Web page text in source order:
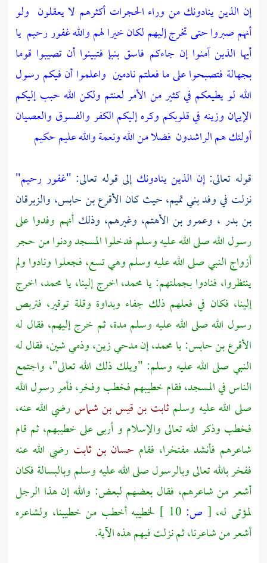
إن الذين ينادونك من وراء الحجرات أكثرهم لا يعقلون ولو
أنهم صبروا حتى تخرج إليهم لكان خيرا لهم والله غفور رحيم يا
أيها الذين آمنوا إن جاءكم فاسق بنبإ فتبينوا أن تصيبوا قوما
بجهالة فتصبحوا على ما فعلتم نادمين واعلموا أن فيكم رسول
الله لو يطيعكم في كثير من الأمر لعنتم ولكن الله حبب إليكم
الإيمان وزينه في قلوبكم وكره إليكم الكفر والفسوق والعصيان
أولئك هم الراشدون فضلا من الله ونعمة والله عليم حكيم
قوله تعالى:إن الذين ينادونكإلى قوله تعالى: "غفور رحيم"
نزلت في وفدبني تميم،حيث كان الأقرع بن حابس، والزبرقان
بن بدر ، وعمرو بن الأهتم، وغيرهم، وذلكأنهم وفدوا على
رسول الله صلى الله عليه وسلم فدخلوا المسجد ودنوا من حجر
أزواج النبي صلى الله عليه وسلم وهي تسع، فجعلوا ونادوا ولم
ينتظروا، فنادوا بجملتهم: يا محمد،اخرج إلينا، يا محمد، اخرج
إلينا، فكان في فعلهم ذلك جفاء وبداوة وقلة توقير، فتربص
رسول الله صلى الله عليه وسلم مدة، ثم خرج إليهم، فقال له
الأقرع بن حابس:يامحمد،إن مدحي زين، وذمي شين، فقال له
النبي صلى الله عليه وسلم: "ويلك ذلك الله تعالى"، واجتمع
الناس في المسجد، فقام خطيبهم فخطب وفخر، فأمر رسول الله
صلى الله عليه وسلمثابت بن قيس بن شماسرضي الله عنه،
فخطب وذكر الله تعالى والإسلام و أربى على خطيبهم، ثم قام
شاعرهم فأنشد مفتخرا، فقام حسان بن ثابت رضي الله عنه
ففخر بالله تعالى وبالرسول صلى الله عليه وسلم وبالبسالة فكان
أشعر من شاعرهم، فقال بعضهم لبعض: والله إن هذا الرجل
لمؤتى له، [ ص:
لخطيبه أخطب من خطيبنا، ولشاعره
أشعر من شاعرنا، ثم نزلت فيهم هذه الآية.